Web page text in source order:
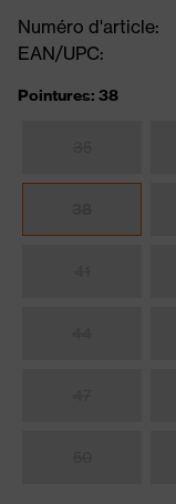
Numéro d'article:
EAN/UPC:
Pointures: 38